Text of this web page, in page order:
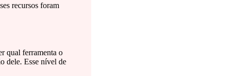
recursos foram
qual ferramenta o
dele. Esse nível de